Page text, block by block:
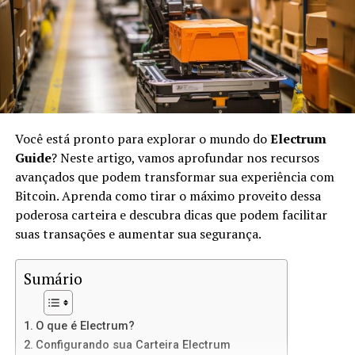
No IPFS, os arquivos são identificados por suas
hashes
únicas, em vez de endereços URL. Isso significa que,
quando você acessar um arquivo, estará acessando sua
versão exata, não importa onde ele esteja armazenado.
O IPFS usa conceitos depeer-to-peer(P2P) para
transferir arquivos diretamente entre os usuários.
Vantagens de Usar IPFS para Sites
Estáticos
Usar IPFS para hospedar sites estáticos oferece várias
vantagens:
Descentralização:
falha, o que significa mais resiliência contra
ataques e censura.
Velocidade:Como os arquivos são distribuídos
Você está pronto para explorar o mundo doElectrum
Guide? Neste artigo, vamos aprofundar nos recursos
avançados que podem transformar sua experiência com
Bitcoin. Aprenda como tirar o máximo proveito dessa
poderosa carteira e descubra dicas que podem facilitar
suas transações e aumentar sua segurança.
Sumário
O que é Electrum?
Configurando sua Carteira Electrum